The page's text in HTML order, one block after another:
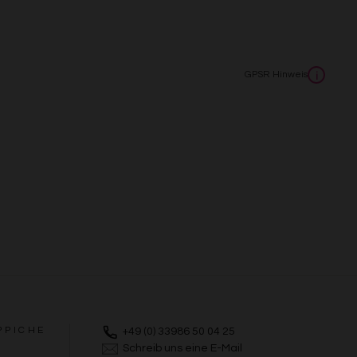
GPSR Hinweis i
+49 (0) 33986 50 04 25
Schreib uns eine E-Mail